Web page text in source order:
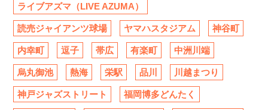
ライブアズマ（LIVE AZUMA）
読売ジャイアンツ球場 ヤマハスタジアム 神谷町
内幸町 逗子 帯広 有楽町 中洲川端
烏丸御池 熱海 栄駅 品川 川越まつり
神戸ジャズストリート 福岡博多どんたく